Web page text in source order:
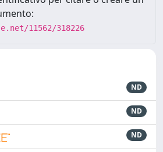
11562/318226
ND
ND
ND